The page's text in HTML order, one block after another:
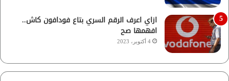
ازاي اعرف الرقم السري بتاع فودافون كاش..
افهمها صح
4 أكتوبر، 2023